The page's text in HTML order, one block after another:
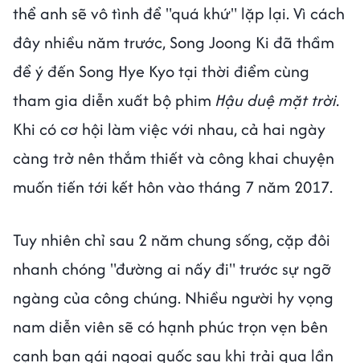
thể anh sẽ vô tình để "quá khứ" lặp lại. Vì cách
đây nhiều năm trước, Song Joong Ki đã thầm
để ý đến Song Hye Kyo tại thời điểm cùng
tham gia diễn xuất bộ phim Hậu duệ mặt trời.
Khi có cơ hội làm việc với nhau, cả hai ngày
càng trở nên thắm thiết và công khai chuyện
muốn tiến tới kết hôn vào tháng 7 năm 2017.
Tuy nhiên chỉ sau 2 năm chung sống, cặp đôi
nhanh chóng "đường ai nấy đi" trước sự ngỡ
ngàng của công chúng. Nhiều người hy vọng
nam diễn viên sẽ có hạnh phúc trọn vẹn bên
cạnh bạn gái ngoại quốc sau khi trải qua lần